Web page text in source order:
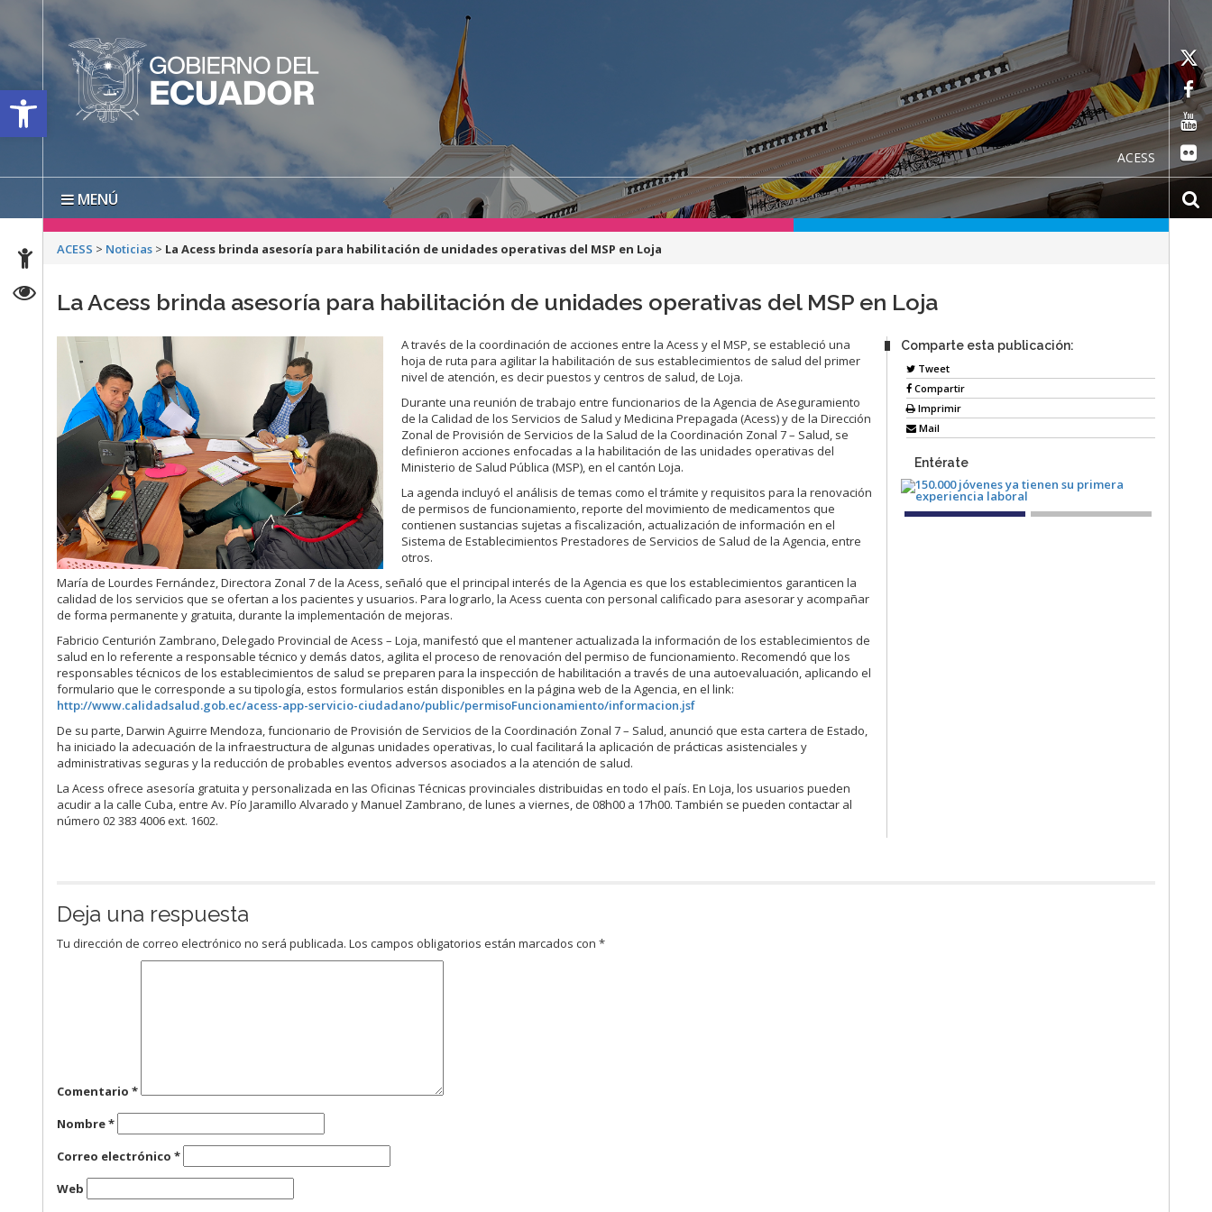
Open toolbar
ACESS
MENÚ
ACESS > Noticias > La Acess brinda asesoría para habilitación de unidades operativas del MSP en Loja
La Acess brinda asesoría para habilitación de unidades operativas del MSP en Loja
A través de la coordinación de acciones entre la Acess y el MSP, se estableció una
hoja de ruta para agilitar la habilitación de sus establecimientos de salud del primer
nivel de atención, es decir puestos y centros de salud, de Loja.
Durante una reunión de trabajo entre funcionarios de la Agencia de Aseguramiento
de la Calidad de los Servicios de Salud y Medicina Prepagada (Acess) y de la Dirección
Zonal de Provisión de Servicios de la Salud de la Coordinación Zonal 7 – Salud, se
definieron acciones enfocadas a la habilitación de las unidades operativas del
Ministerio de Salud Pública (MSP), en el cantón Loja.
La agenda incluyó el análisis de temas como el trámite y requisitos para la renovación
de permisos de funcionamiento, reporte del movimiento de medicamentos que
contienen sustancias sujetas a fiscalización, actualización de información en el
Sistema de Establecimientos Prestadores de Servicios de Salud de la Agencia, entre
otros.
María de Lourdes Fernández, Directora Zonal 7 de la Acess, señaló que el principal interés de la Agencia es que los establecimientos garanticen la
calidad de los servicios que se ofertan a los pacientes y usuarios. Para lograrlo, la Acess cuenta con personal calificado para asesorar y acompañar
de forma permanente y gratuita, durante la implementación de mejoras.
Fabricio Centurión Zambrano, Delegado Provincial de Acess – Loja, manifestó que el mantener actualizada la información de los establecimientos de
salud en lo referente a responsable técnico y demás datos, agilita el proceso de renovación del permiso de funcionamiento. Recomendó que los
responsables técnicos de los establecimientos de salud se preparen para la inspección de habilitación a través de una autoevaluación, aplicando el
formulario que le corresponde a su tipología, estos formularios están disponibles en la página web de la Agencia, en el link:
http://www.calidadsalud.gob.ec/acess-app-servicio-ciudadano/public/permisoFuncionamiento/informacion.jsf
De su parte, Darwin Aguirre Mendoza, funcionario de Provisión de Servicios de la Coordinación Zonal 7 – Salud, anunció que esta cartera de Estado,
ha iniciado la adecuación de la infraestructura de algunas unidades operativas, lo cual facilitará la aplicación de prácticas asistenciales y
administrativas seguras y la reducción de probables eventos adversos asociados a la atención de salud.
La Acess ofrece asesoría gratuita y personalizada en las Oficinas Técnicas provinciales distribuidas en todo el país. En Loja, los usuarios pueden
acudir a la calle Cuba, entre Av. Pío Jaramillo Alvarado y Manuel Zambrano, de lunes a viernes, de 08h00 a 17h00. También se pueden contactar al
número 02 383 4006 ext. 1602.
Comparte esta publicación:
Tweet
Compartir
Imprimir
Mail
Entérate
Deja una respuesta
Tu dirección de correo electrónico no será publicada. Los campos obligatorios están marcados con*
Comentario*
Nombre*
Correo electrónico*
Web